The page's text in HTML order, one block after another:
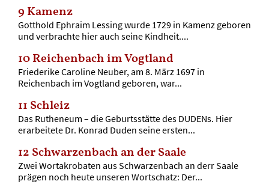
9 Kamenz
Gotthold Ephraim Lessing wurde 1729 in Kamenz geboren
und verbrachte hier auch seine Kindheit....
10Reichenbach im Vogtland
Friederike Caroline Neuber, am 8. März 1697 in
Reichenbach im Vogtland geboren, war...
11 Schleiz
Das Rutheneum – die Geburtsstätte des DUDENs. Hier
erarbeitete Dr. Konrad Duden seine ersten...
12 Schwarzenbach an der Saale
Zwei Wortakrobaten aus Schwarzenbach an derr Saale
prägen noch heute unseren Wortschatz: Der...